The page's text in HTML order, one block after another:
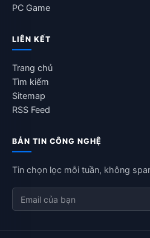
PC Game
LIÊN KẾT
Trang chủ
Tìm kiếm
Sitemap
RSS Feed
BẢN TIN CÔNG NGHỆ
Tin chọn lọc mỗi tuần, không